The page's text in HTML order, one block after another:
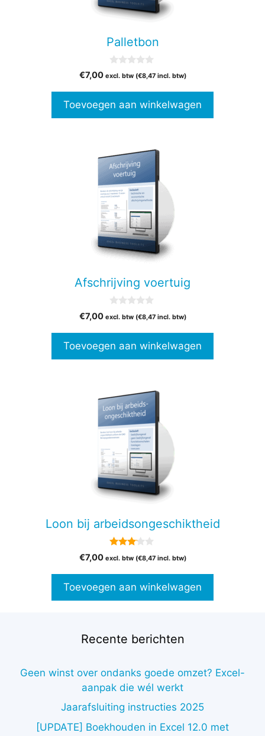
Palletbon
v
5
€7,00 excl. btw (€8,47incl. btw)
Toevoegen aan winkelwagen
Afschrijving voertuig
v
5
€7,00 excl. btw (€8,47incl. btw)
Toevoegen aan winkelwagen
Loon bij arbeidsongeschiktheid
van 5
€7,00 excl. btw (€8,47incl. btw)
Toevoegen aan winkelwagen
Recente berichten
Geen winst over ondanks goede omzet? Excel-
aanpak die wél werkt
Jaarafsluiting instructies 2025
[UPDATE] Boekhouden in Excel 12.0 met
€47,00
excl. btw
incl.